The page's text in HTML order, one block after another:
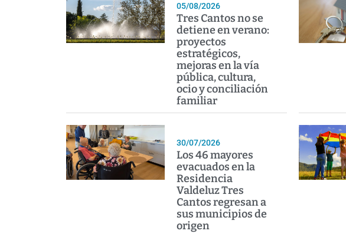
05/08/2026
Tres Cantos no se
detiene en verano:
proyectos
estratégicos,
mejoras en la vía
pública, cultura,
ocio y conciliación
familiar
30/07/2026
Los 46 mayores
evacuados en la
Residencia
Valdeluz Tres
Cantos regresan a
sus municipios de
origen